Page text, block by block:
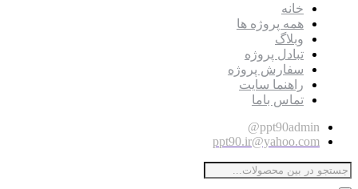
خانه
همه پروژه ها
وبلاگ
تبادل پروژه
سفارش پروژه
راهنما سایت
تماس باما
ppt90admin@
ppt90.ir@yahoo.com